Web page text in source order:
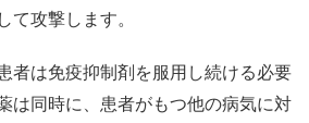
て攻撃します。
者は免疫抑制剤を服用し続ける必要
は同時に、患者がもつ他の病気に対